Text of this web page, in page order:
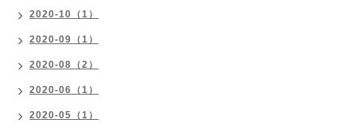
2020-10（1）
2020-09（1）
2020-08（2）
2020-06（1）
2020-05（1）